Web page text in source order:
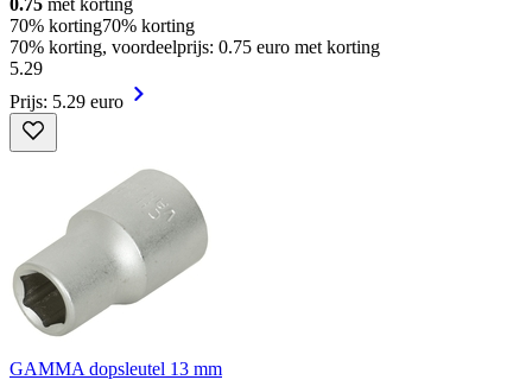
70% korting70% korting
70% korting, voordeelprijs: 0.75 euro met korting
5.29
Prijs: 5.29 euro
GAMMA dopsleutel 13 mm